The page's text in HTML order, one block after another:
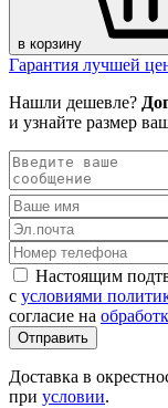
в корзину
Гарантия лучшей
Нашли дешевле?
и узнайте размер
Настоящим
с условиями
согласие на
Отправить
Доставка в
при условии.